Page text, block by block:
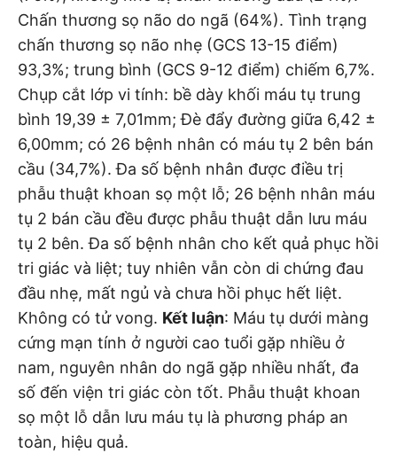
Chấn thương sọ não do ngã (64%). Tình trạng
chấn thương sọ não nhẹ (GCS 13-15 điểm)
93,3%; trung bình (GCS 9-12 điểm) chiếm 6,7%.
Chụp cắt lớp vi tính: bề dày khối máu tụ trung
bình 19,39 ± 7,01mm; Đè đẩy đường giữa 6,42 ±
6,00mm; có 26 bệnh nhân có máu tụ 2 bên bán
cầu (34,7%). Đa số bệnh nhân được điều trị
phẫu thuật khoan sọ một lỗ; 26 bệnh nhân máu
tụ 2 bán cầu đều được phẫu thuật dẫn lưu máu
tụ 2 bên. Đa số bệnh nhân cho kết quả phục hồi
tri giác và liệt; tuy nhiên vẫn còn di chứng đau
đầu nhẹ, mất ngủ và chưa hồi phục hết liệt.
Không có tử vong. Kết luận: Máu tụ dưới màng
cứng mạn tính ở người cao tuổi gặp nhiều ở
nam, nguyên nhân do ngã gặp nhiều nhất, đa
số đến viện tri giác còn tốt. Phẫu thuật khoan
sọ một lỗ dẫn lưu máu tụ là phương pháp an
toàn, hiệu quả.